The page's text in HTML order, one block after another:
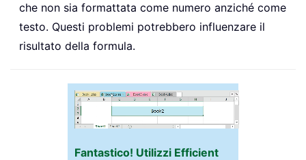
che non sia formattata come numero anziché come
testo. Questi problemi potrebbero influenzare il
risultato della formula.
Fantastico! Utilizzi Efficient